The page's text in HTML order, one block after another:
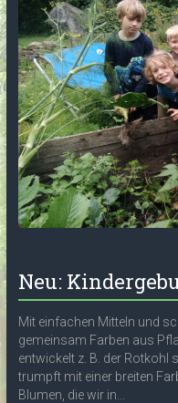
Neu:
Mit einfachen Mitteln und
gemeinsam Farben aus
entwickelt z. B. der Rotkohl
trumpft mit einer breiten
Blumen, die wir in...